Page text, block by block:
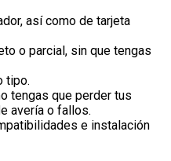
así como de tarjeta
o parcial, sin que tengas
tipo.
tengas que perder tus
avería o fallos.
e instalación